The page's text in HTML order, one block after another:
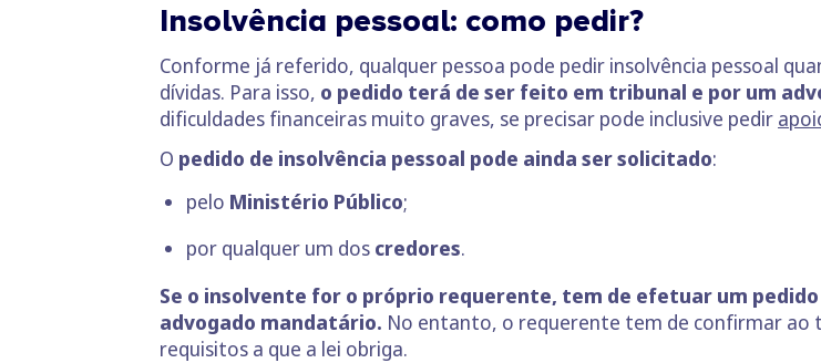
Insolvência pessoal: como pedir?
Conforme já referido, qualquer pessoa pode pedir insolvência pessoal
dívidas. Para isso, o pedido terá de ser feito em tribunal e por um
dificuldades financeiras muito graves, se precisar pode inclusive pedir
O pedido de insolvência pessoal pode ainda ser solicitado:
pelo Ministério Público;
por qualquer um dos credores.
Se o insolvente for o próprio requerente, tem de efetuar um
advogado mandatário. No entanto, o requerente tem de confirmar ao
requisitos a que a lei obriga.